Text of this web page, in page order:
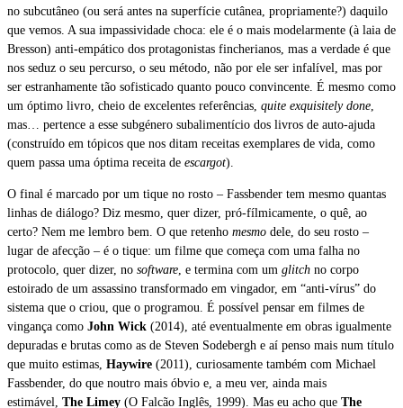
no subcutâneo (ou será antes na superfície cutânea, propriamente?) daquilo
que vemos. A sua impassividade choca: ele é o mais modelarmente (à laia de
Bresson) anti-empático dos protagonistas fincherianos, mas a verdade é que
nos seduz o seu percurso, o seu método, não por ele ser infalível, mas por
ser estranhamente tão sofisticado quanto pouco convincente. É mesmo como
um óptimo livro, cheio de excelentes referências, quite exquisitely done
mas… pertence a esse subgénero subalimentício dos livros de auto-ajuda
(construído em tópicos que nos ditam receitas exemplares de vida, como
quem passa uma óptima receita de escargot).
O final é marcado por um tique no rosto – Fassbender tem mesmo quantas
linhas de diálogo? Diz mesmo, quer dizer, pró-fílmicamente, o quê, ao
certo? Nem me lembro bem. O que retenho mesmo dele, do seu rosto –
lugar de afecção – é o tique: um filme que começa com uma falha no
protocolo, quer dizer, no software , e termina com um glitch no corpo
estoirado de um assassino transformado em vingador, em “anti-vírus” do
sistema que o criou, que o programou. É possível pensar em filmes de
vingança como John Wick (2014), até eventualmente em obras igualmente
depuradas e brutas como as de Steven Sodebergh e aí penso mais num título
que muito estimas, Haywire (2011), curiosamente também com Michael
Fassbender, do que noutro mais óbvio e, a meu ver, ainda mais
estimável, The Limey (O Falcão Inglês, 1999). Mas eu acho que The